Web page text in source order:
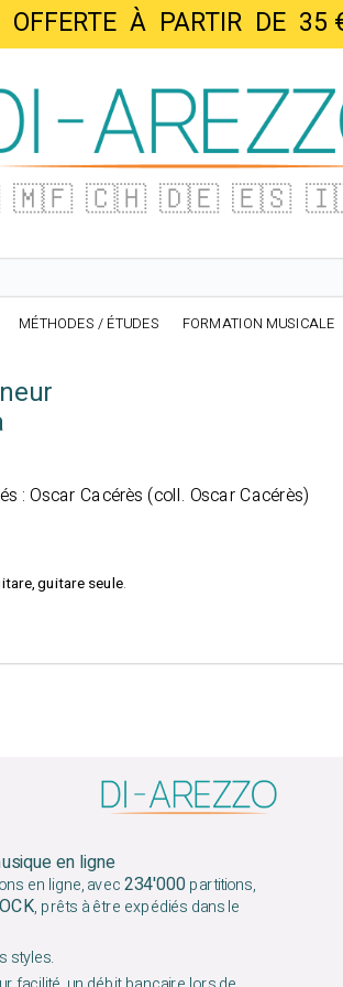
OFFERTE À PARTIR DE
🇲🇫 🇨🇭 🇩🇪 🇪🇸
MÉTHODES / ÉTUDES FORMATION MUSICALE
: Oscar Cacérès (coll. Oscar Cacérès)
guitare seule.
en ligne
en ligne, avec234'000partitions,
, prêts à être expédiés dans le
styles.